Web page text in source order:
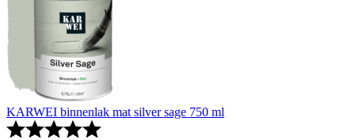
KARWEI binnenlak mat silver sage 750 ml